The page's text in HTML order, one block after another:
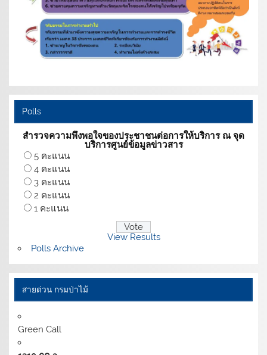
Polls
สำรวจความพึงพอใจของประชาชนต่อการให้บริการ ณ จุด
บริการศูนย์ข้อมูลข่าวสาร
5 คะแนน
4 คะแนน
3 คะแนน
2 คะแนน
1 คะแนน
View Results
Polls Archive
สายด่วน กรมป่าไม้
Green Call